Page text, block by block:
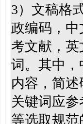
3）文稿格
政编码，
考文献，
词。其中
内容，简
关键词应
等选取规范